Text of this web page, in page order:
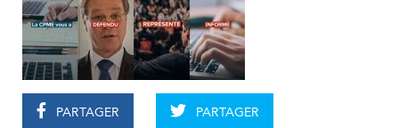
PARTAGER PARTAGER